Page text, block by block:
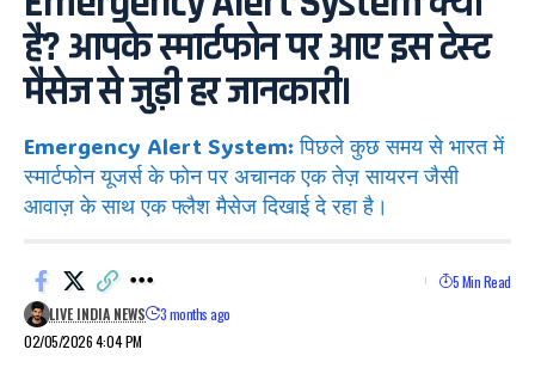
है? आपके स्मार्टफोन पर आए इस टेस्ट
मैसेज से जुड़ी हर जानकारी।
Emergency Alert System: पिछले कुछ समय से भारत में
स्मार्टफोन यूजर्स के फोन पर अचानक एक तेज़ सायरन जैसी
आवाज़ के साथ एक फ्लैश मैसेज दिखाई दे रहा है।
02/05/2026 4:04 PM
LIVE INDIA NEWS 3 months ago
5 Min Read